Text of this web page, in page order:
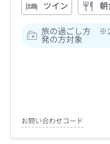
ツイン 朝
旅の過ごし方
発の方対象
お問い合わせコード